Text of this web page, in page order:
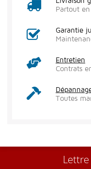
Partout en
Garantie
Entretien
Contrats
Toutes